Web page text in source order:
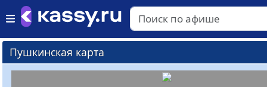
Пушкинская карта